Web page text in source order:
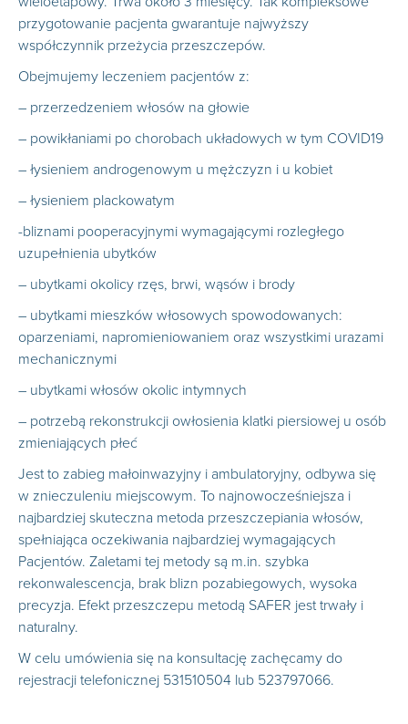
przygotowanie pacjenta gwarantuje najwyższy
współczynnik przeżycia przeszczepów.
Obejmujemy leczeniem pacjentów z:
– przerzedzeniem włosów na głowie
– powikłaniami po chorobach układowych w tym COVID19
– łysieniem androgenowym u mężczyzn i u kobiet
– łysieniem plackowatym
-bliznami pooperacyjnymi wymagającymi rozległego
uzupełnienia ubytków
– ubytkami okolicy rzęs, brwi, wąsów i brody
– ubytkami mieszków włosowych spowodowanych:
oparzeniami, napromieniowaniem oraz wszystkimi urazami
mechanicznymi
– ubytkami włosów okolic intymnych
– potrzebą rekonstrukcji owłosienia klatki piersiowej u osób
zmieniających płeć
Jest to zabieg małoinwazyjny i ambulatoryjny, odbywa się
w znieczuleniu miejscowym. To najnowocześniejsza i
najbardziej skuteczna metoda przeszczepiania włosów,
spełniająca oczekiwania najbardziej wymagających
Pacjentów. Zaletami tej metody są m.in. szybka
rekonwalescencja, brak blizn pozabiegowych, wysoka
precyzja. Efekt przeszczepu metodą SAFER jest trwały i
naturalny.
W celu umówienia się na konsultację zachęcamy do
rejestracji telefonicznej 531510504 lub 523797066.